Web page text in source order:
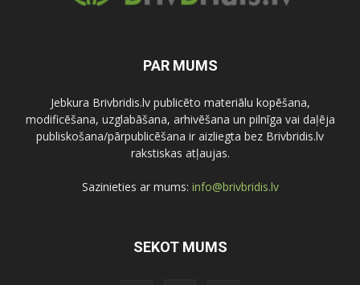
PAR MUMS
Jebkura Brivbridis.lv publicēto materiālu kopēšana,
modificēšana, uzglabāšana, arhivēšana un pilnīga vai daļēja
publiskošana/pārpublicēšana ir aizliegta bez Brivbridis.lv
rakstiskas atļaujas.
Sazinieties ar mums: info@brivbridis.lv
SEKOT MUMS